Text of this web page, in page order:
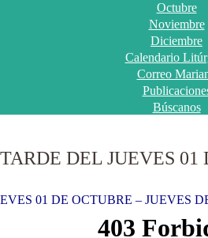
Octubre
Noviembre
Diciembre
Calendario
Correo
Búscanos
DEL JUEVES
01 DE OCTUBRE – JUEVES